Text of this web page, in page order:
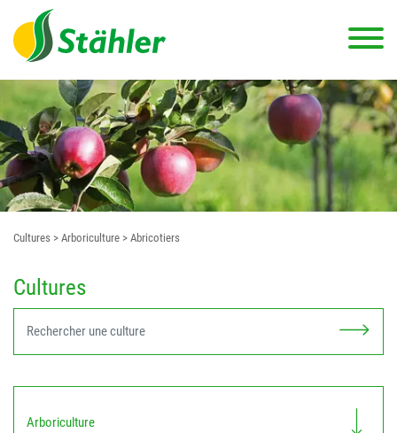
Cultures > Arboriculture > Abricotiers
Cultures
Arboriculture